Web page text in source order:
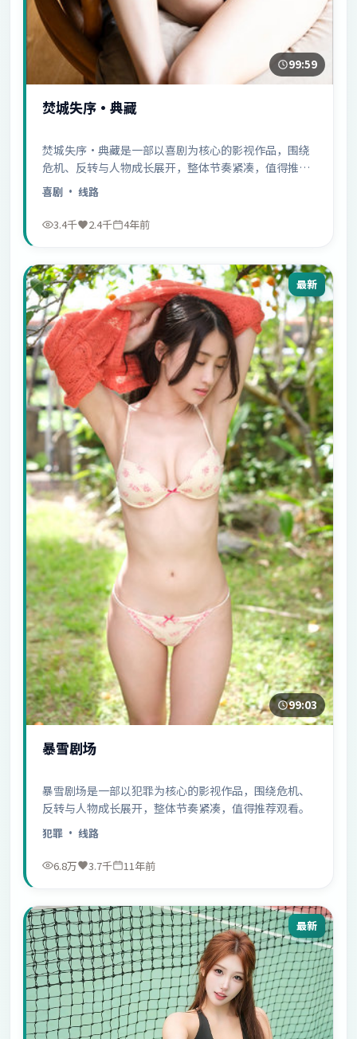
99:59
焚城失序·典藏
焚城失序·典藏是一部以喜剧为核心的影视作品，围绕
危机、反转与人物成长展开，整体节奏紧凑，值得推荐
观看。
喜剧 · 线路
3.4千 2.4千 4年前
最新
99:03
暴雪剧场
暴雪剧场是一部以犯罪为核心的影视作品，围绕危机、
反转与人物成长展开，整体节奏紧凑，值得推荐观看。
犯罪 · 线路
6.8万 3.7千 11年前
最新